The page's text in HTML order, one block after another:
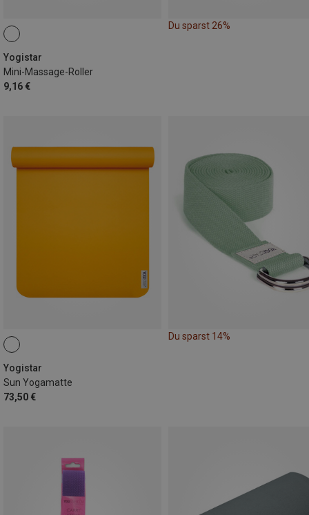
Yogistar
Mini-Massage-Roller
9,16 €
Du sparst 26%
Yogistar
Sun Yogamatte
73,50 €
Du sparst 14%